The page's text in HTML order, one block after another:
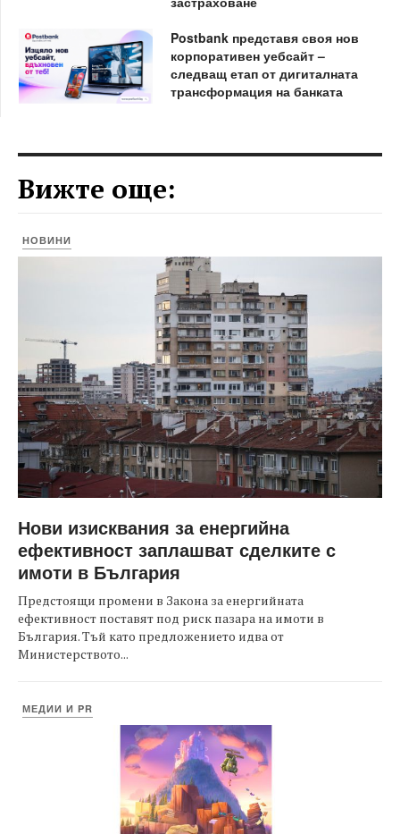
Postbank представя своя нов
корпоративен уебсайт –
следващ етап от дигиталната
трансформация на банката
Вижте още:
НОВИНИ
Нови изисквания за енергийна
ефективност заплашват сделките с
имоти в България
Предстоящи промени в Закона за енергийната
ефективност поставят под риск пазара на имоти в
България. Тъй като предложението идва от
Министерството...
МЕДИИ И PR